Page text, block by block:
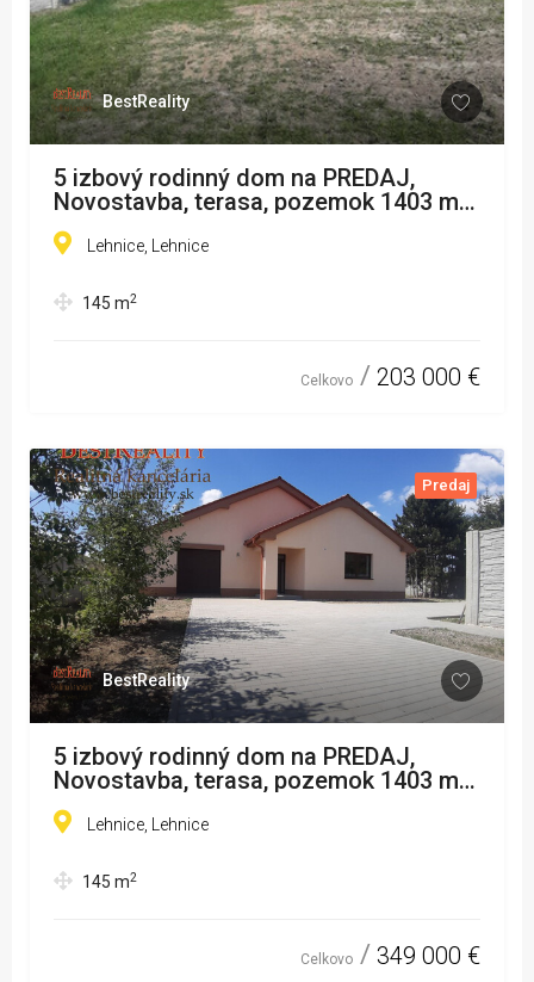
BestReality
5 izbový rodinný dom na PREDAJ,
Novostavba, terasa, pozemok 1403 m2,
25 km od Bratislavy, Lehnice
www.bestreality.sk
Lehnice, Lehnice
145 m2
Celkovo 203 000 €
Predaj
BestReality
5 izbový rodinný dom na PREDAJ,
Novostavba, terasa, pozemok 1403 m2,
25 km od Bratislavy, Lehnice
www.bestreality.sk
Lehnice, Lehnice
145 m2
Celkovo 349 000 €